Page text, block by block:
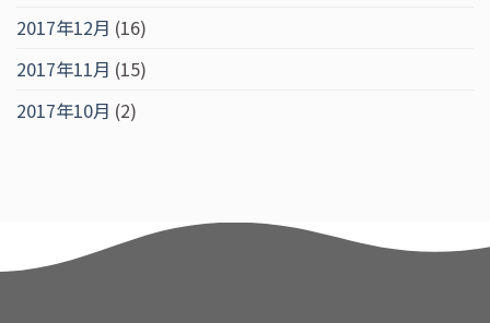
2017年12月 (16)
2017年11月 (15)
2017年10月 (2)